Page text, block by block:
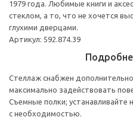
1979 года. Любимые книги и
стеклом, а то, что не хочется
глухими дверцами.
Артикул: 592.874.39
Стеллаж снабжен
максимально задействовать
Съемные полки; устанавливайте
с необходимостью.